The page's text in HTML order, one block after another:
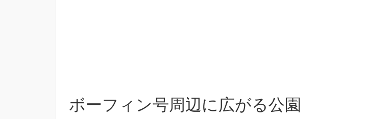
ボーフィン号周辺に広がる公園